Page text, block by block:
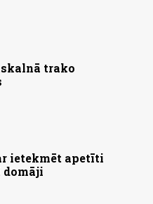
trako
ietekmēt apetīti
domāji